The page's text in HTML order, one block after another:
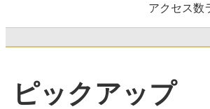
アクセス数
ピックアップ